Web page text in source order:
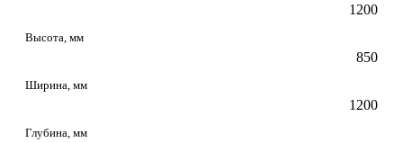
1200
Высота, мм
850
Ширина, мм
1200
Глубина, мм